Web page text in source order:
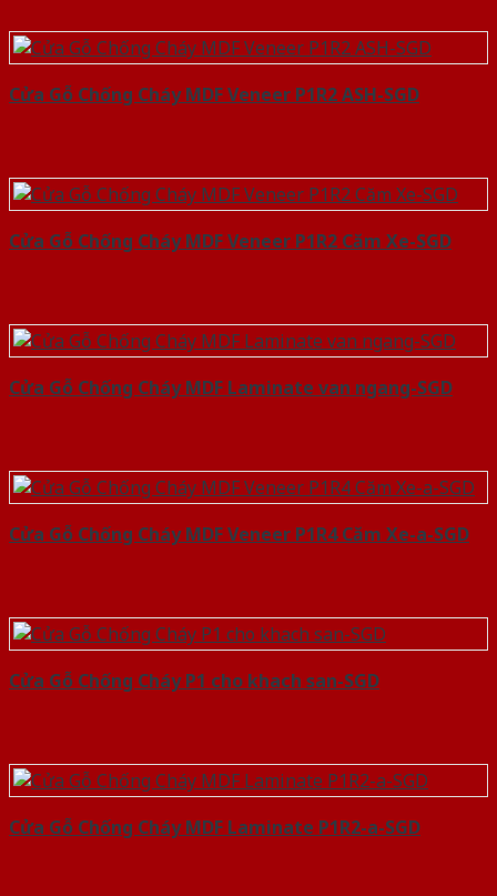
Cửa Gỗ Chống Cháy MDF Veneer P1R2 ASH-SGD
Cửa Gỗ Chống Cháy MDF Veneer P1R2 Căm Xe-SGD
Cửa Gỗ Chống Cháy MDF Laminate van ngang-SGD
Cửa Gỗ Chống Cháy MDF Veneer P1R4 Căm Xe-a-SGD
Cửa Gỗ Chống Cháy P1 cho khach san-SGD
Cửa Gỗ Chống Cháy MDF Laminate P1R2-a-SGD